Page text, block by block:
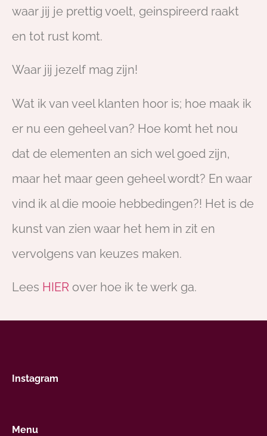
waar jij je prettig voelt, geinspireerd raakt
en tot rust komt.
Waar jij jezelf mag zijn!
Wat ik van veel klanten hoor is; hoe maak ik
er nu een geheel van? Hoe komt het nou
dat de elementen an sich wel goed zijn,
maar het maar geen geheel wordt? En waar
vind ik al die mooie hebbedingen?! Het is de
kunst van zien waar het hem in zit en
vervolgens van keuzes maken.
Lees HIER over hoe ik te werk ga.
Menu
Instagram